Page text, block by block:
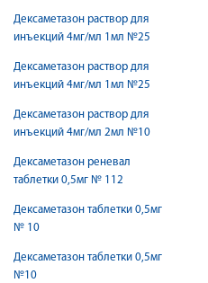
Дексаметазон раствор для
инъекций 4мг/мл 1мл №25
Дексаметазон раствор для
инъекций 4мг/мл 1мл №25
Дексаметазон раствор для
инъекций 4мг/мл 2мл №10
Дексаметазон реневал
таблетки 0,5мг № 112
Дексаметазон таблетки 0,5мг
№ 10
Дексаметазон таблетки 0,5мг
№10